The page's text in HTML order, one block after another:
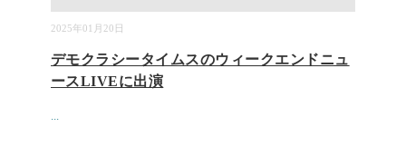
2025年01月20日
デモクラシータイムスのウィークエンドニュ
ースLIVEに出演
...